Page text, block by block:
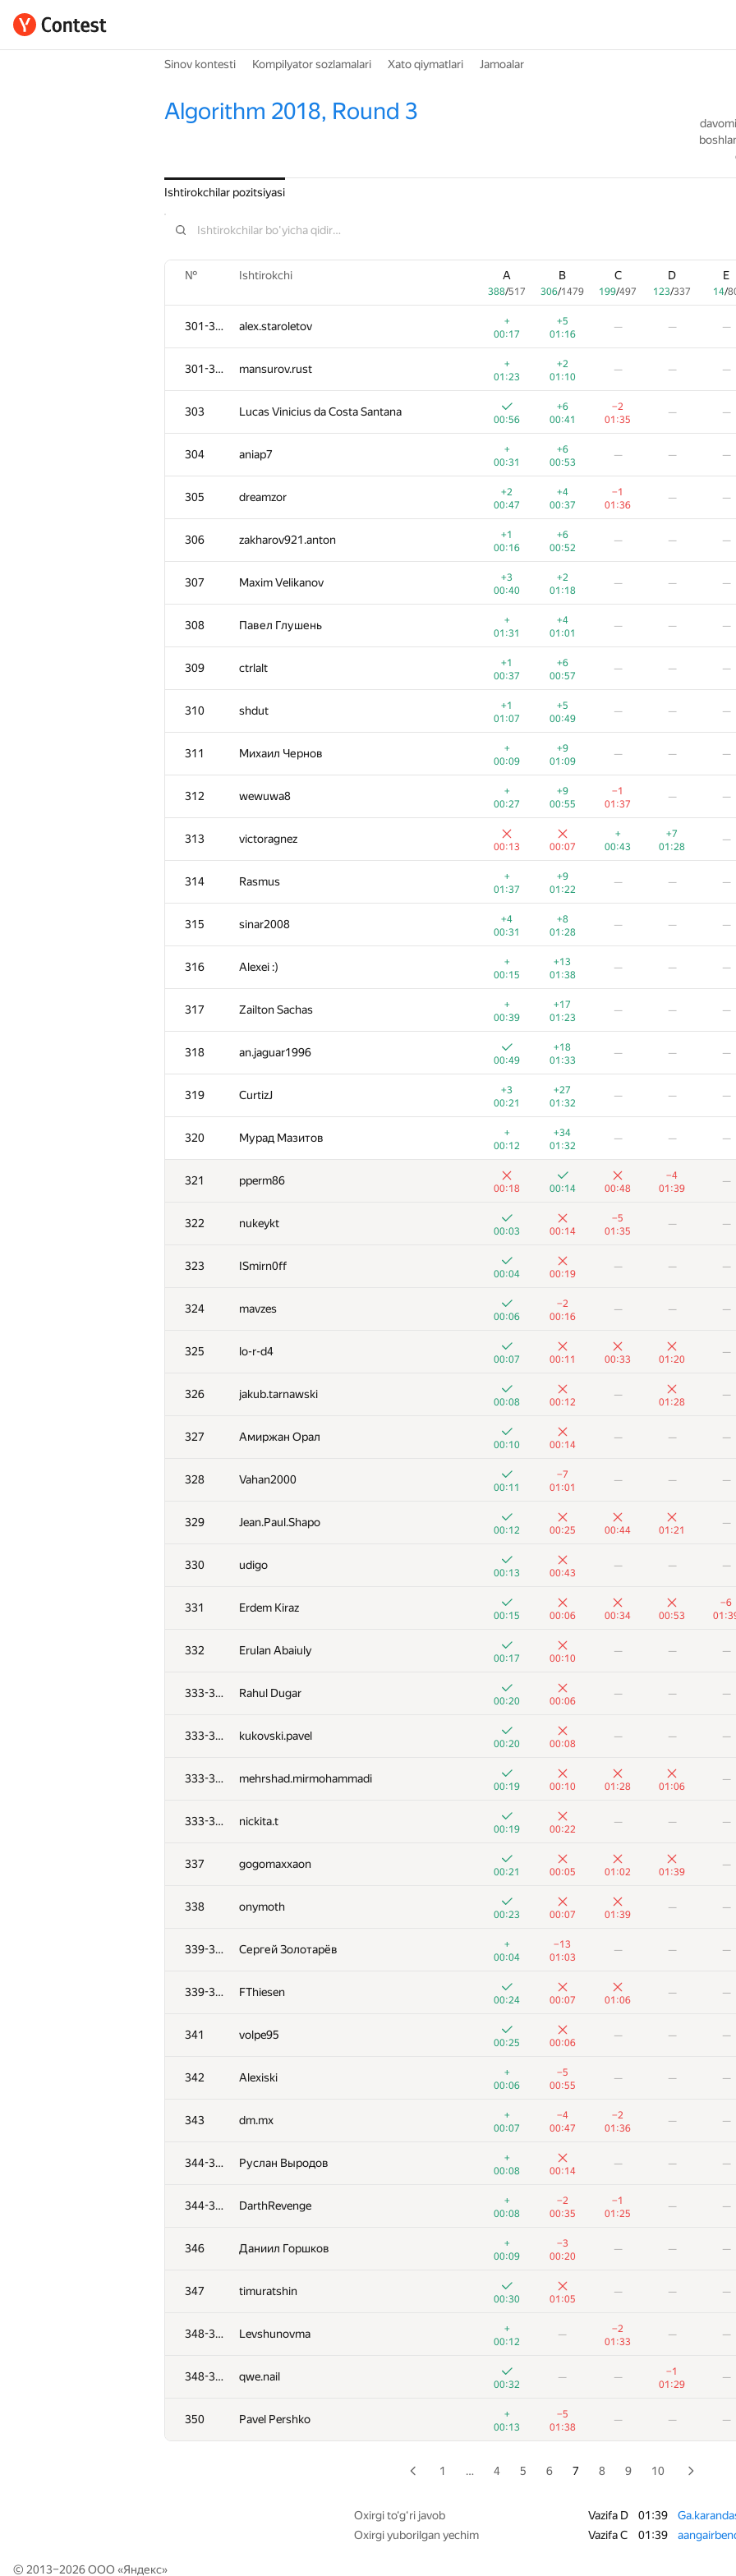
Sinov kontesti Kompilyator sozlamalari Xato qiymatlari Jamoalar
Algorithm 2018, Round 3
Ishtirokchilar pozitsiyasi
№ Ishtirokchi A
388/517
B
306/1479
C
199/497
D
123/337
E
14/
301-302 alex.staroletov
+
00:17
+5
01:16
— — —
301-302 mansurov.rust
+
01:23
+2
01:10
— — —
303 Lucas Vinicius da Costa Santana
00:56
+6
00:41
−2
01:35
— —
304 aniap7
+
00:31
+6
00:53
— — —
305 dreamzor
+2
00:47
+4
00:37
−1
01:36
— —
306 zakharov921.anton
+1
00:16
+6
00:52
— — —
307 Maxim Velikanov
+3
00:40
+2
01:18
— — —
308 Павел Глушень
+
01:31
+4
01:01
— — —
309 ctrlalt
+1
00:37
+6
00:57
— — —
310 shdut
+1
01:07
+5
00:49
— — —
311 Михаил Чернов
+
00:09
+9
01:09
— — —
312 wewuwa8
+
00:27
+9
00:55
−1
01:37
— —
313 victoragnez
00:13 00:07
+
00:43
+7
01:28
—
314 Rasmus
+
01:37
+9
01:22
— — —
315 sinar2008
+4
00:31
+8
01:28
— — —
316 Alexei :)
+
00:15
+13
01:38
— — —
317 Zailton Sachas
+
00:39
+17
01:23
— — —
318 an.jaguar1996
00:49
+18
01:33
— — —
319 CurtizJ
+3
00:21
+27
01:32
— — —
320 Мурад Мазитов
+
00:12
+34
01:32
— — —
321 pperm86
00:18 00:14 00:48
−4
01:39
—
322 nukeykt
00:03 00:14
−5
01:35
— —
323 ISmirn0ff
00:04 00:19
— — —
324 mavzes
00:06
−2
00:16
— — —
325 lo-r-d4
00:07 00:11 00:33 01:20
—
326 jakub.tarnawski
00:08 00:12
—
01:28
—
327 Амиржан Орал
00:10 00:14
— — —
328 Vahan2000
00:11
−7
01:01
— — —
329 Jean.Paul.Shapo
00:12 00:25 00:44 01:21
—
330 udigo
00:13 00:43
— — —
331 Erdem Kiraz
00:15 00:06 00:34 00:53
−6
332 Erulan Abaiuly
00:17 00:10
— — —
333-336 Rahul Dugar
00:20 00:06
— — —
333-336 kukovski.pavel
00:20 00:08
— — —
333-336 mehrshad.mirmohammadi
00:19 00:10 01:28 01:06
—
333-336 nickita.t
00:19 00:22
— — —
337 gogomaxxaon
00:21 00:05 01:02 01:39
—
338 onymoth
00:23 00:07 01:39
— —
339-340 Сергей Золотарёв
+
00:04
−13
01:03
— — —
339-340 FThiesen
00:24 00:07 01:06
— —
341 volpe95
00:25 00:06
— — —
342 Alexiski
+
00:06
−5
00:55
— — —
343 dm.mx
+
00:07
−4
00:47
−2
01:36
— —
344-345 Руслан Выродов
+
00:08
00:14
— — —
344-345 DarthRevenge
+
00:08
−2
00:35
−1
01:25
— —
346 Даниил Горшков
+
00:09
−3
00:20
— — —
347 timuratshin
00:30 01:05
— — —
348-349 Levshunovma
+
00:12
—
−2
01:33
— —
348-349 qwe.nail
00:32
— —
−1
01:29
—
350 Pavel Pershko
+
00:13
−5
01:38
— — —
388/ 517 306/ 1479 199 497 123 337 14/80
alex.staroletov
00:17
+5
01:16
01:23
+2
01:10
— —
303 Lucas Vinicius da Costa Santana
00:56
+6
00:41
−2
01:35
304 aniap7
00:31
+6
00:53
305 dreamzor
+2
00:47
+4
00:37
−1
01:36
306 zakharov921.anton
+1
00:16
+6
00:52
307 Maxim Velikanov
00:40
+2
01:18
308 Павел Глушень
01:31
+4
01:01
—
309 ctrlalt
00:37
+6
00:57
310 shdut
01:07
+5
00:49
—
311 Михаил Чернов
00:09
+9
01:09
312 wewuwa8
00:27
+9
00:55
01:37
313 victoragnez
00:13 00:07
+
00:43
01:28
314 Rasmus
01:37
01:22
—
315 sinar2008
00:31
+8
01:28
— —
1 … 4 5 6 7 8 9 10
Oxirgi to‘g‘ri javob Vazifa D 01:39
Oxirgi yuborilgan yechim
Vazifa C 01:39
© 2013–2026 ООО «Яндекс»